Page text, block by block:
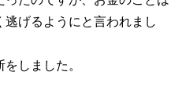
げるようにと言われまし
しました。